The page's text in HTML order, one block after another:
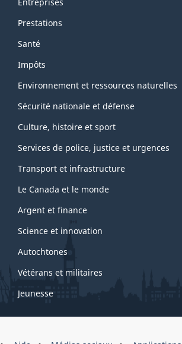
Prestations
Santé
Impôts
Environnement et ressources naturelles
Sécurité nationale et défense
Culture, histoire et sport
Services de police, justice et urgences
Transport et infrastructure
Le Canada et le monde
Argent et finance
Science et innovation
Autochtones
Vétérans et militaires
Jeunesse